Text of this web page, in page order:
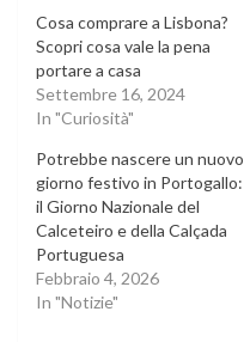
Cosa comprare a Lisbona?
Scopri cosa vale la pena
portare a casa
Settembre 16, 2024
In "Curiosità"
Potrebbe nascere un nuovo
giorno festivo in Portogallo:
il Giorno Nazionale del
Calceteiro e della Calçada
Portuguesa
Febbraio 4, 2026
In "Notizie"